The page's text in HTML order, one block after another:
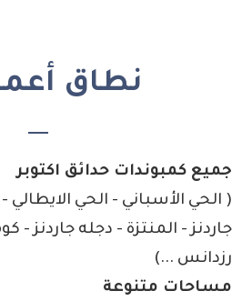
نطاق
جميع كمبوندات حدائق اكتوبر
( الحي الأسباني - الحي الايطالي
جاردنز - المنتزة - دجله جاردنز -
رزدانس ...)
مساحات متنوعة